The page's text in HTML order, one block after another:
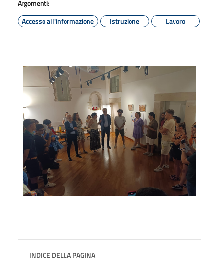
Argomenti:
Accesso all'informazione
Istruzione Lavoro
INDICE DELLA PAGINA